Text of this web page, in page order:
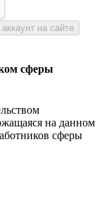
на сайте
сферы
на данном
сферы